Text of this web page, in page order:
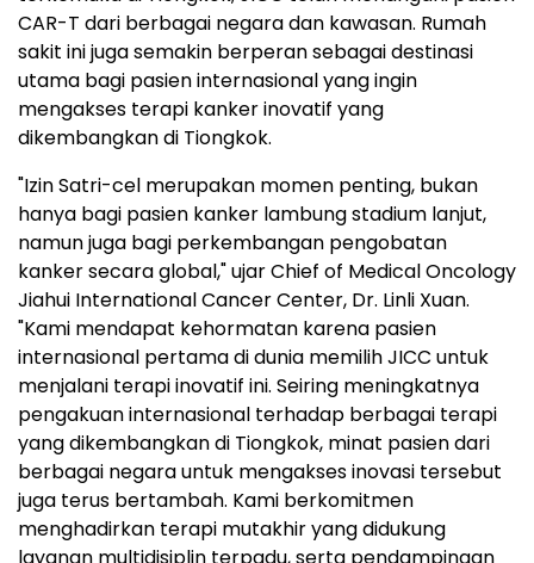
CAR-T dari berbagai negara dan kawasan. Rumah
sakit ini juga semakin berperan sebagai destinasi
utama bagi pasien internasional yang ingin
mengakses terapi kanker inovatif yang
dikembangkan di Tiongkok.
"Izin Satri-cel merupakan momen penting, bukan
hanya bagi pasien kanker lambung stadium lanjut,
namun juga bagi perkembangan pengobatan
kanker secara global," ujar Chief of Medical Oncology
Jiahui International Cancer Center, Dr. Linli Xuan.
"Kami mendapat kehormatan karena pasien
internasional pertama di dunia memilih JICC untuk
menjalani terapi inovatif ini. Seiring meningkatnya
pengakuan internasional terhadap berbagai terapi
yang dikembangkan di Tiongkok, minat pasien dari
berbagai negara untuk mengakses inovasi tersebut
juga terus bertambah. Kami berkomitmen
menghadirkan terapi mutakhir yang didukung